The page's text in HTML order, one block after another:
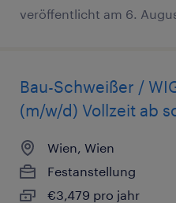
veröffentlicht am 6.
Bau-Schweißer /
(m/w/d) Vollzeit ab
Wien, Wien
Festanstellung
€3,479 pro jahr